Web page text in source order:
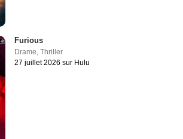
Furious
Drame,Thriller
27 juillet 2026 sur Hulu